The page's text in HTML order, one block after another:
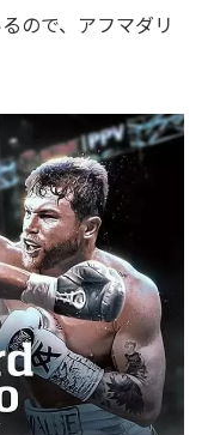
ので、アフマダリ